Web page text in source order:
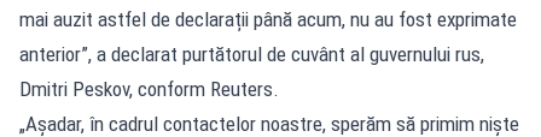
mai auzit astfel de declarații până acum, nu au fost exprimate
anterior”, a declarat purtătorul de cuvânt al guvernului rus,
Dmitri Peskov, conform Reuters.
„Așadar, în cadrul contactelor noastre, sperăm să primim niște